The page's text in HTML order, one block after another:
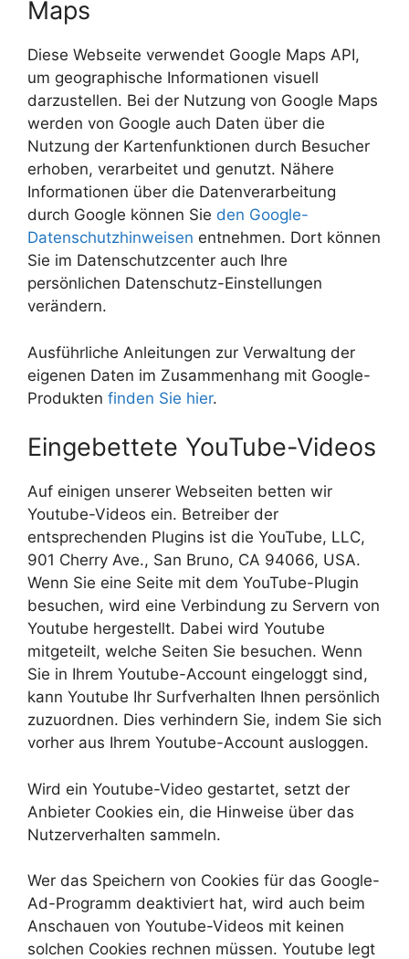
Maps
Diese Webseite verwendet Google Maps API,
um geographische Informationen visuell
darzustellen. Bei der Nutzung von Google Maps
werden von Google auch Daten über die
Nutzung der Kartenfunktionen durch Besucher
erhoben, verarbeitet und genutzt. Nähere
Informationen über die Datenverarbeitung
durch Google können Sie den Google-
Datenschutzhinweisen entnehmen. Dort können
Sie im Datenschutzcenter auch Ihre
persönlichen Datenschutz-Einstellungen
verändern.
Ausführliche Anleitungen zur Verwaltung der
eigenen Daten im Zusammenhang mit Google-
Produkten finden Sie hier.
Eingebettete YouTube-Videos
Auf einigen unserer Webseiten betten wir
Youtube-Videos ein. Betreiber der
entsprechenden Plugins ist die YouTube, LLC,
901 Cherry Ave., San Bruno, CA 94066, USA.
Wenn Sie eine Seite mit dem YouTube-Plugin
besuchen, wird eine Verbindung zu Servern von
Youtube hergestellt. Dabei wird Youtube
mitgeteilt, welche Seiten Sie besuchen. Wenn
Sie in Ihrem Youtube-Account eingeloggt sind,
kann Youtube Ihr Surfverhalten Ihnen persönlich
zuzuordnen. Dies verhindern Sie, indem Sie sich
vorher aus Ihrem Youtube-Account ausloggen.
Wird ein Youtube-Video gestartet, setzt der
Anbieter Cookies ein, die Hinweise über das
Nutzerverhalten sammeln.
Wer das Speichern von Cookies für das Google-
Ad-Programm deaktiviert hat, wird auch beim
Anschauen von Youtube-Videos mit keinen
solchen Cookies rechnen müssen. Youtube legt